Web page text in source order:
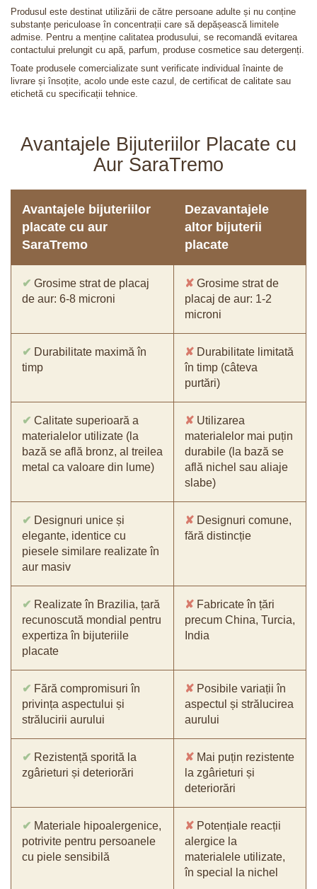
Produsul este destinat utilizării de către persoane adulte și nu conține
substanțe periculoase în concentrații care să depășească limitele
admise. Pentru a menține calitatea produsului, se recomandă evitarea
contactului prelungit cu apă, parfum, produse cosmetice sau detergenți.
Toate produsele comercializate sunt verificate individual înainte de
livrare și însoțite, acolo unde este cazul, de certificat de calitate sau
etichetă cu specificații tehnice.
Avantajele Bijuteriilor Placate cu
Aur SaraTremo
Avantajele bijuteriilor
placate cu aur
SaraTremo
Dezavantajele
altor bijuterii
placate
✔ Grosime strat de placaj
de aur: 6-8 microni
✘ Grosime strat de
placaj de aur: 1-2
microni
✔ Durabilitate maximă în
timp
✘ Durabilitate limitată
în timp (câteva
purtări)
✔ Calitate superioară a
materialelor utilizate (la
bază se află bronz, al treilea
metal ca valoare din lume)
✘ Utilizarea
materialelor mai puțin
durabile (la bază se
află nichel sau aliaje
slabe)
✔ Designuri unice și
elegante, identice cu
piesele similare realizate în
aur masiv
✘ Designuri comune,
fără distincție
✔ Realizate în Brazilia, țară
recunoscută mondial pentru
expertiza în bijuteriile
placate
✘ Fabricate în țări
precum China, Turcia,
India
✔ Fără compromisuri în
privința aspectului și
strălucirii aurului
✘ Posibile variații în
aspectul și strălucirea
aurului
✔ Rezistență sporită la
zgârieturi și deteriorări
✘ Mai puțin rezistente
la zgârieturi și
deteriorări
✔ Materiale hipoalergenice,
potrivite pentru persoanele
cu piele sensibilă
✘ Potențiale reacții
alergice la
materialele utilizate,
în special la nichel